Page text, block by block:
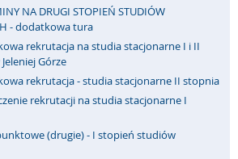
NA DRUGI STOPIEŃ STUDIÓW
- dodatkowa tura
rekrutacja na studia stacjonarne I i II
Górze
rekrutacja - studia stacjonarne II stopnia
rekrutacji na studia stacjonarne I
(drugie) - I stopień studiów